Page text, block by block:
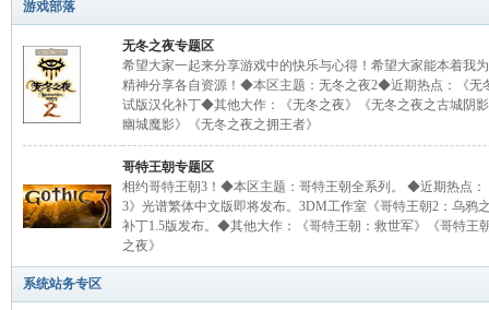
游戏部落
无冬之夜专题区
希望大家一起来分享游戏中的快乐与心得！希望大家能本着我
精神分享各自资源！◆本区主题：无冬之夜2◆近期热点：《无
试版汉化补丁◆其他大作：《无冬之夜》《无冬之夜之古城阴
幽城魔影》《无冬之夜之拥王者》
哥特王朝专题区
相约哥特王朝3！◆本区主题：哥特王朝全系列。 ◆近期热点：
3》光谱繁体中文版即将发布。3DM工作室《哥特王朝2：乌鸦
补丁1.5版发布。◆其他大作：《哥特王朝：救世军》《哥特王
之夜》
系统站务专区